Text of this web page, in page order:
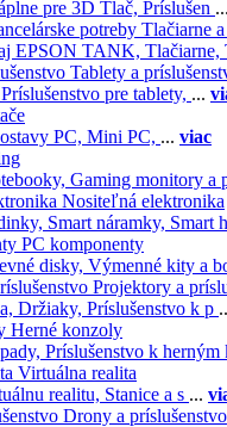
pre 3D Tlač, Príslušen ...
Tlačiarne
EPSON TANK, Tlačiarne,
Tablety a
Príslušenstvo pre tablety, ...
PC, Mini PC, ... viac
Gaming monitory a
Nositeľná elektronika
Smart náramky, Smart h
PC komponenty
disky, Výmenné kity a
Projektory a
Držiaky, Príslušenstvo k p
Herné konzoly
Príslušenstvo k herným
Virtuálna realita
realitu, Stanice a s ...
Drony a príslušenstvo